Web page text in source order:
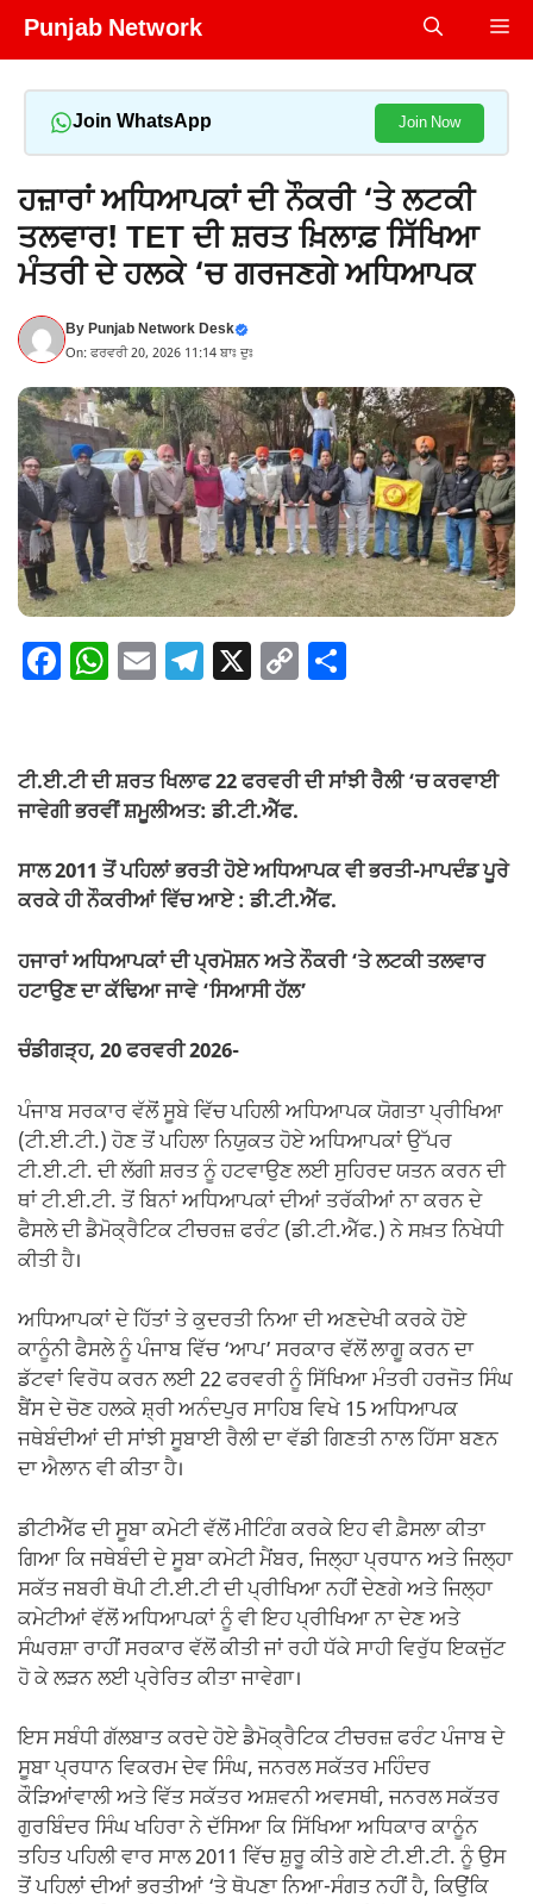
Skip
Punjab Network
Join WhatsApp Join Now
ਹਜ਼ਾਰਾਂ ਅਧਿਆਪਕਾਂ ਦੀ ਨੌਕਰੀ ‘ਤੇ ਲਟਕੀ
ਤਲਵਾਰ! TET ਦੀ ਸ਼ਰਤ ਖ਼ਿਲਾਫ਼ ਸਿੱਖਿਆ
ਮੰਤਰੀ ਦੇ ਹਲਕੇ ‘ਚ ਗਰਜਣਗੇ ਅਧਿਆਪਕ
ByPunjab Network Desk
On: ਫਰਵਰੀ 20, 2026 11:14 ਬਾਃ ਦੁਃ
F
e
b
o
o
W
s
A
p
p
E T
gr
a
m
X C
y
n
k
e
ਟੀ.ਈ.ਟੀ ਦੀ ਸ਼ਰਤ ਖਿਲਾਫ 22 ਫਰਵਰੀ ਦੀ ਸਾਂਝੀ ਰੈਲੀ ‘ਚ ਕਰਵਾਈ
ਜਾਵੇਗੀ ਭਰਵੀਂ ਸ਼ਮੂਲੀਅਤ: ਡੀ.ਟੀ.ਐੱਫ.
ਸਾਲ 2011 ਤੋਂ ਪਹਿਲਾਂ ਭਰਤੀ ਹੋਏ ਅਧਿਆਪਕ ਵੀ ਭਰਤੀ-ਮਾਪਦੰਡ ਪੂਰੇ
ਕਰਕੇ ਹੀ ਨੌਕਰੀਆਂ ਵਿੱਚ ਆਏ : ਡੀ.ਟੀ.ਐੱਫ.
ਹਜਾਰਾਂ ਅਧਿਆਪਕਾਂ ਦੀ ਪ੍ਰਮੋਸ਼ਨ ਅਤੇ ਨੌਕਰੀ ‘ਤੇ ਲਟਕੀ ਤਲਵਾਰ
ਹਟਾਉਣ ਦਾ ਕੱਢਿਆ ਜਾਵੇ ‘ਸਿਆਸੀ ਹੱਲ’
ਚੰਡੀਗੜ੍ਹ, 20 ਫਰਵਰੀ 2026-
ਪੰਜਾਬ ਸਰਕਾਰ ਵੱਲੋਂ ਸੂਬੇ ਵਿੱਚ ਪਹਿਲੀ ਅਧਿਆਪਕ ਯੋਗਤਾ ਪ੍ਰੀਖਿਆ
(ਟੀ.ਈ.ਟੀ.) ਹੋਣ ਤੋਂ ਪਹਿਲਾ ਨਿਯੁਕਤ ਹੋਏ ਅਧਿਆਪਕਾਂ ਉੱਪਰ
ਟੀ.ਈ.ਟੀ. ਦੀ ਲੱਗੀ ਸ਼ਰਤ ਨੂੰ ਹਟਵਾਉਣ ਲਈ ਸੁਹਿਰਦ ਯਤਨ ਕਰਨ ਦੀ
ਥਾਂ ਟੀ.ਈ.ਟੀ. ਤੋਂ ਬਿਨਾਂ ਅਧਿਆਪਕਾਂ ਦੀਆਂ ਤਰੱਕੀਆਂ ਨਾ ਕਰਨ ਦੇ
ਫੈਸਲੇ ਦੀ ਡੈਮੋਕ੍ਰੈਟਿਕ ਟੀਚਰਜ਼ ਫਰੰਟ (ਡੀ.ਟੀ.ਐੱਫ.) ਨੇ ਸਖ਼ਤ ਨਿਖੇਧੀ
ਕੀਤੀ ਹੈ।
ਅਧਿਆਪਕਾਂ ਦੇ ਹਿੱਤਾਂ ਤੇ ਕੁਦਰਤੀ ਨਿਆ ਦੀ ਅਣਦੇਖੀ ਕਰਕੇ ਹੋਏ
ਕਾਨੂੰਨੀ ਫੈਸਲੇ ਨੂੰ ਪੰਜਾਬ ਵਿੱਚ ‘ਆਪ’ ਸਰਕਾਰ ਵੱਲੋਂ ਲਾਗੂ ਕਰਨ ਦਾ
ਡੱਟਵਾਂ ਵਿਰੋਧ ਕਰਨ ਲਈ 22 ਫਰਵਰੀ ਨੂੰ ਸਿੱਖਿਆ ਮੰਤਰੀ ਹਰਜੋਤ ਸਿੰਘ
ਬੈਂਸ ਦੇ ਚੋਣ ਹਲਕੇ ਸ਼੍ਰੀ ਅਨੰਦਪੁਰ ਸਾਹਿਬ ਵਿਖੇ 15 ਅਧਿਆਪਕ
ਜਥੇਬੰਦੀਆਂ ਦੀ ਸਾਂਝੀ ਸੂਬਾਈ ਰੈਲੀ ਦਾ ਵੱਡੀ ਗਿਣਤੀ ਨਾਲ ਹਿੱਸਾ ਬਣਨ
ਦਾ ਐਲਾਨ ਵੀ ਕੀਤਾ ਹੈ।
ਡੀਟੀਐੱਫ ਦੀ ਸੂਬਾ ਕਮੇਟੀ ਵੱਲੋਂ ਮੀਟਿੰਗ ਕਰਕੇ ਇਹ ਵੀ ਫ਼ੈਸਲਾ ਕੀਤਾ
ਗਿਆ ਕਿ ਜਥੇਬੰਦੀ ਦੇ ਸੂਬਾ ਕਮੇਟੀ ਮੈਂਬਰ, ਜਿਲ੍ਹਾ ਪ੍ਰਧਾਨ ਅਤੇ ਜਿਲ੍ਹਾ
ਸਕੱਤ ਜਬਰੀ ਥੋਪੀ ਟੀ.ਈ.ਟੀ ਦੀ ਪ੍ਰੀਖਿਆ ਨਹੀਂ ਦੇਣਗੇ ਅਤੇ ਜਿਲ੍ਹਾ
ਕਮੇਟੀਆਂ ਵੱਲੋਂ ਅਧਿਆਪਕਾਂ ਨੂੰ ਵੀ ਇਹ ਪ੍ਰੀਖਿਆ ਨਾ ਦੇਣ ਅਤੇ
ਸੰਘਰਸ਼ਾ ਰਾਹੀਂ ਸਰਕਾਰ ਵੱਲੋਂ ਕੀਤੀ ਜਾਂ ਰਹੀ ਧੱਕੇ ਸਾਹੀ ਵਿਰੁੱਧ ਇਕਜੁੱਟ
ਹੋ ਕੇ ਲੜਨ ਲਈ ਪ੍ਰੇਰਿਤ ਕੀਤਾ ਜਾਵੇਗਾ।
ਇਸ ਸਬੰਧੀ ਗੱਲਬਾਤ ਕਰਦੇ ਹੋਏ ਡੈਮੋਕ੍ਰੈਟਿਕ ਟੀਚਰਜ਼ ਫਰੰਟ ਪੰਜਾਬ ਦੇ
ਸੂਬਾ ਪ੍ਰਧਾਨ ਵਿਕਰਮ ਦੇਵ ਸਿੰਘ, ਜਨਰਲ ਸਕੱਤਰ ਮਹਿੰਦਰ
ਕੌੜਿਆਂਵਾਲੀ ਅਤੇ ਵਿੱਤ ਸਕੱਤਰ ਅਸ਼ਵਨੀ ਅਵਸਥੀ, ਜਨਰਲ ਸਕੱਤਰ
ਗੁਰਬਿੰਦਰ ਸਿੰਘ ਖਹਿਰਾ ਨੇ ਦੱਸਿਆ ਕਿ ਸਿੱਖਿਆ ਅਧਿਕਾਰ ਕਾਨੂੰਨ
ਤਹਿਤ ਪਹਿਲੀ ਵਾਰ ਸਾਲ 2011 ਵਿੱਚ ਸ਼ੁਰੂ ਕੀਤੇ ਗਏ ਟੀ.ਈ.ਟੀ. ਨੂੰ ਉਸ
ਤੋਂ ਪਹਿਲਾਂ ਦੀਆਂ ਭਰਤੀਆਂ ‘ਤੇ ਥੋਪਣਾ ਨਿਆ-ਸੰਗਤ ਨਹੀਂ ਹੈ, ਕਿਉਂਕਿ